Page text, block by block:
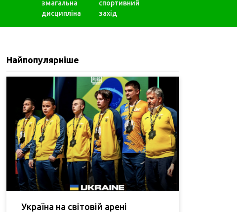
змагальна
дисципліна
спортивний
захід
Найпопулярніше
Україна на світовій арені